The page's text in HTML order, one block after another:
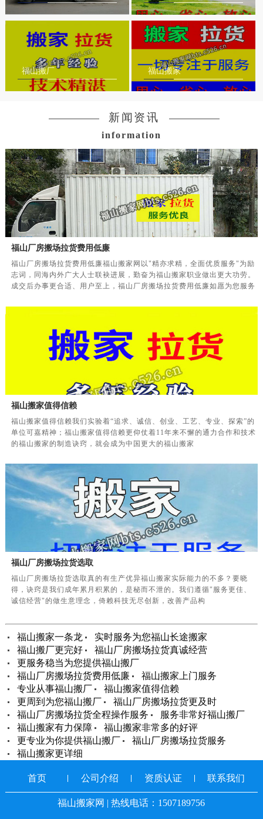
福山搬厂 福山搬家
新闻资讯
information
福山厂房搬场拉货费用低廉
福山厂房搬场拉货费用低廉福山搬家网以"精亦求精，全面优质服务"为励
志词，同海内外广大人士联袂进展，勤奋为福山搬家职业做出更大功劳。
成交后办事更合适、用户至上，福山厂房搬场拉货费用低廉如愿为您服务
福山搬家值得信赖
福山搬家值得信赖我们实验着“追求、诚信、创业、工艺、专业、探索”的
单位可嘉精神；福山搬家值得信赖更仰仗着11年来不懈的通力合作和技术
的福山搬家的制造诀窍，就会成为中国更大的福山搬家
福山厂房搬场拉货选取
福山厂房搬场拉货选取真的有生产优异福山搬家实际能力的不多？要晓
得，诀窍是我们成年累月积累的，是秘而不泄的。我们遵循"服务更佳、
诚信经营"的做生意理念，倚赖科技无尽创新，改善产品构
福山搬家一条龙
实时服务为您福山长途搬家
福山搬厂更完好
福山厂房搬场拉货真诚经营
更服务稳当为您提供福山搬厂
福山厂房搬场拉货费用低廉
福山搬家上门服务
专业从事福山搬厂
福山搬家值得信赖
更周到为您福山搬厂
福山厂房搬场拉货更及时
福山厂房搬场拉货全程操作服务
服务非常好福山搬厂
福山搬家有力保障
福山搬家非常多的好评
更专业为你提供福山搬厂
福山厂房搬场拉货服务
福山搬家更详细
首页 公司介绍 资质认证 联系我们
福山搬家网 | 热线电话：1507189756